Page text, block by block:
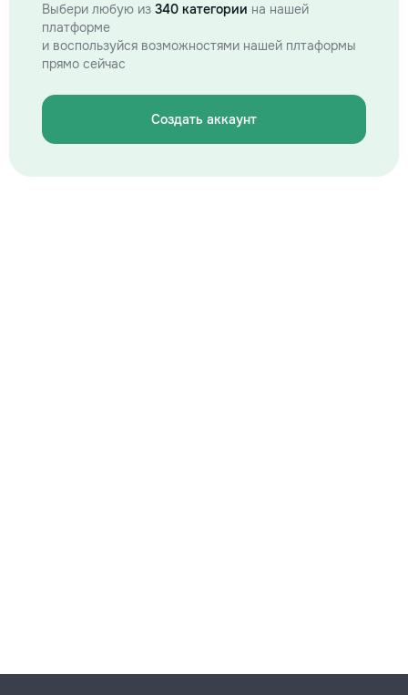
Выбери любую из 340 категории на нашей
платформе
и воспользуйся возможностями нашей плтаформы
прямо сейчас
Создать аккаунт